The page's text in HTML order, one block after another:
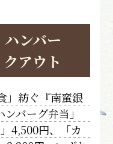
ンバー
アウト
」紡ぐ『南蛮銀
バーグ弁当」
4,500円、「カ